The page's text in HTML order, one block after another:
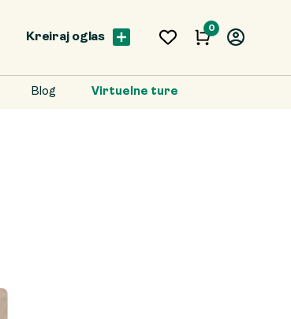
0
Kreiraj oglas
Blog Virtuelne ture